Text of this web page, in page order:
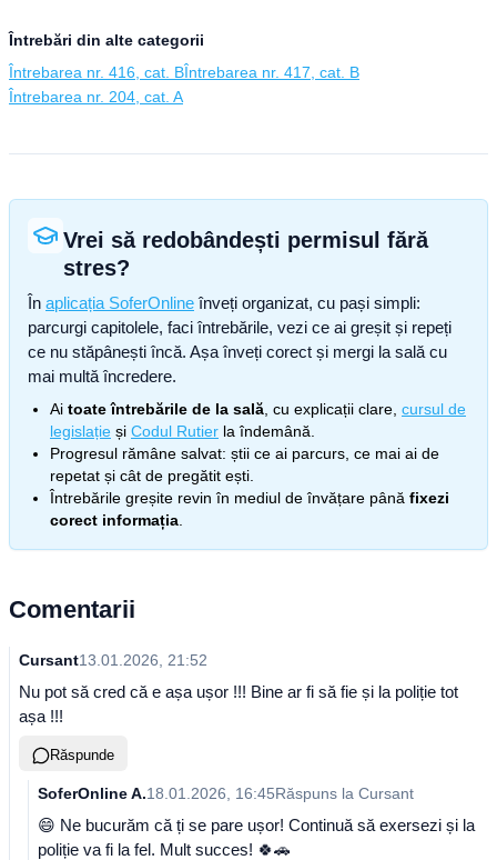
Întrebări din alte categorii
Întrebarea nr. 416, cat. BÎntrebarea nr. 417, cat. B
Întrebarea nr. 204, cat. A
Vrei să redobândești permisul fără
stres?
În aplicația SoferOnline înveți organizat, cu pași simpli:
parcurgi capitolele, faci întrebările, vezi ce ai greșit și repeți
ce nu stăpânești încă. Așa înveți corect și mergi la sală cu
mai multă încredere.
Ai toate întrebările de la sală , cu explicații clare, cursul de
legislație și Codul Rutier la îndemână.
Progresul rămâne salvat: știi ce ai parcurs, ce mai ai de
repetat și cât de pregătit ești.
Întrebările greșite revin în mediul de învățare până fixezi
corect informația
Comentarii
Cursant13.01.2026, 21:52
Nu pot să cred că e așa ușor !!! Bine ar fi să fie și la poliție tot
așa !!!
Răspunde
SoferOnline A.18.01.2026, 16:45Răspuns la Cursant
😄 Ne bucurăm că ți se pare ușor! Continuă să exersezi și la
poliție va fi la fel. Mult succes! 🍀🚗